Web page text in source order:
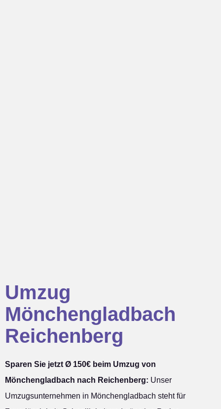
Umzug
Mönchengladbach
Reichenberg
Sparen Sie jetzt Ø 150€ beim Umzug von
Mönchengladbach nach Reichenberg: Unser
Umzugsunternehmen in Mönchengladbach steht für